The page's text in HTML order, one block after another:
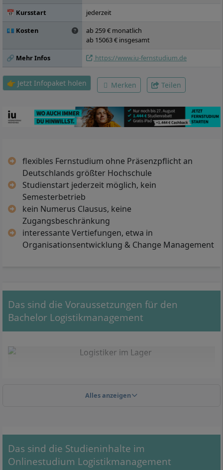
Marketing, Aktuelle Themen des
Einführung in New Work, Nachhaltigkeits-
und Qualitätsmanagement, Wirtschafts-,
Wahlpflichtmodul B, Wahlpflichtmodul C,
📅 Kursstart
jederzeit
💶 Kosten
ab 259 € monatlich
ab 15063 € insgesamt
🔗 Mehr Infos
https://www.iu-fernstudium.de
👉 Jetzt Infopaket holen Merken Teilen
flexibles Fernstudium ohne Präsenzpflicht an
Deutschlands größter Hochschule
Studienstart jederzeit möglich, kein
Semesterbetrieb
kein Numerus Clausus, keine
Zugangsbeschränkung
interessante Vertiefungen, etwa in
Organisationsentwicklung & Change Management
Das sind die Voraussetzungen für den
Bachelor Logistikmanagement
Alles anzeigen
Das sind die Studieninhalte im
Onlinestudium Logistikmanagement